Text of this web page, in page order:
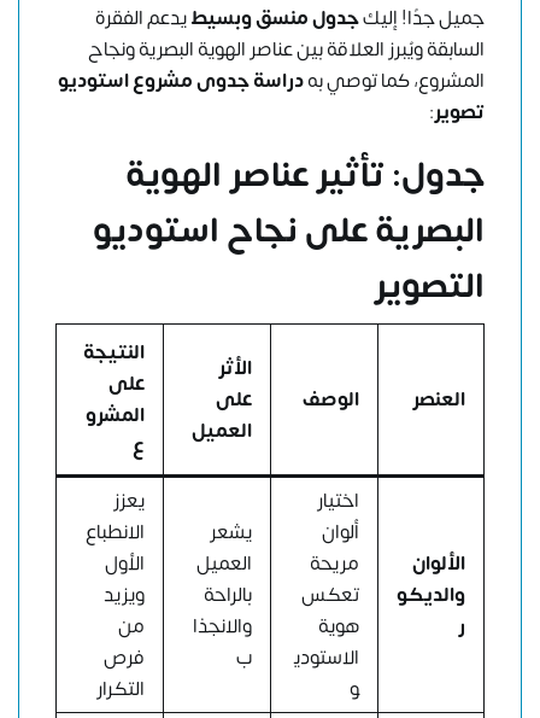
جميل جدًا! إليكجدول منسق وبسيطيدعم الفقرة
السابقة ويُبرز العلاقة بين عناصر الهوية البصرية ونجاح
المشروع، كما توصي بهدراسة جدوى مشروع استوديو
تصوير:
جدول: تأثير عناصر الهوية
البصرية على نجاح استوديو
التصوير
العنصر الوصف
الأثر
على
العميل
النتيجة
على
المشرو
ع
الألوان
والديكو
ر
اختيار
ألوان
مريحة
تعكس
هوية
الاستودي
و
يشعر
العميل
بالراحة
والانجذا
ب
يعزز
الانطباع
الأول
ويزيد
من
فرص
التكرار